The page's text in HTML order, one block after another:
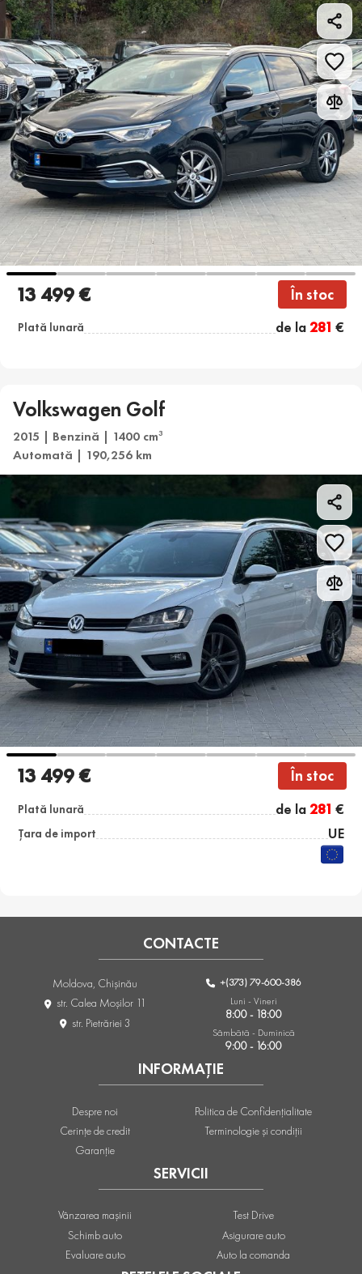
13 499 € În stoc
Plată lunară de la281 €
Volkswagen Golf
2015 | Benzină | 1400 cm3
Automată | 190,256 km
13 499 € În stoc
Plată lunară de la281 €
Țara de import UE
SERVICII
Vânzarea mașinii
Schimb auto
Evaluare auto
Test Drive
Asigurare auto
Auto la comanda
INFORMAȚIE
Despre noi
Cerințe de credit
Garanție
Politica de Confidențialitate
Terminologie și condiții
CONTACTE
Moldova, Chişinău
str. Calea Moşilor 11
str. Pietrăriei 3
+(373) 79-600-386
Luni - Vineri
8:00 - 18:00
Sâmbătă - Duminică
9:00 - 16:00